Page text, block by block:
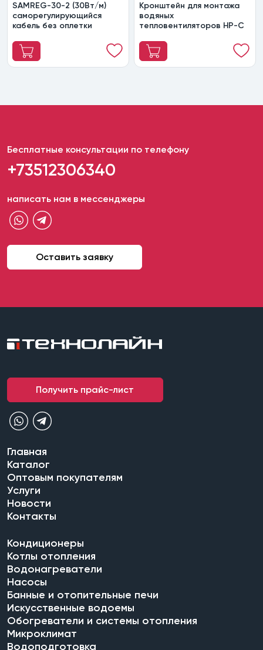
SAMREG-30-2 (30Вт/м)
саморегулирующийся
кабель без оплетки
Кронштейн для монтажа
водяных
тепловентиляторов HР-С
Бесплатные консультации по телефону
+73512306340
написать нам в мессенджеры
Оставить заявку
Получить прайс-лист
Главная
Каталог
Оптовым покупателям
Услуги
Новости
Контакты
Кондиционеры
Котлы отопления
Водонагреватели
Насосы
Банные и отопительные печи
Искусственные водоемы
Обогреватели и системы отопления
Микроклимат
Водоподготовка